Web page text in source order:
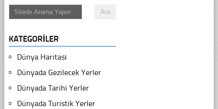
KATEGORILER
Dünya Haritası
Dünyada Gezilecek Yerler
Dünyada Tarihi Yerler
Dünyada Turistik Yerler